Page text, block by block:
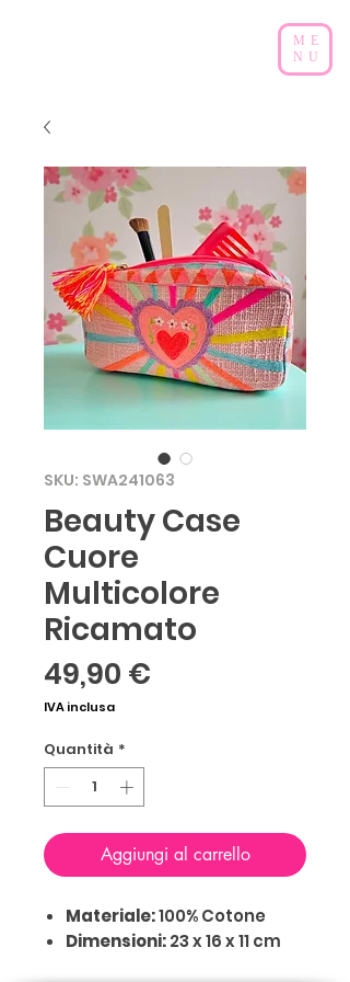
ME
NU
SKU: SWA241063
Beauty Case
Cuore
Multicolore
Ricamato
49,90 €
IVA inclusa
Quantità *
Aggiungi al carrello
Materiale:100% Cotone
Dimensioni:23 x 16 x 11 cm